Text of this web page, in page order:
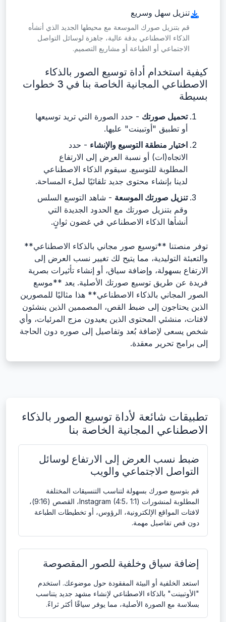
تنزيل سهل وسريع
قم بتنزيل صورك الموسعة مع محيطها الجديد الذي أنشأه
الذكاء الاصطناعي بدقة عالية، جاهزة لوسائل التواصل
الاجتماعي أو الطباعة أو مشاريع التصميم.
كيفية استخدام أداة توسيع الصور بالذكاء
الاصطناعي المجانية الخاصة بنا في 3 خطوات
بسيطة
تحميل صورتك - حدد الصورة التي تريد توسيعها
أو تطبيق "أوتبينت" عليها.
اختيار منطقة التوسيع والإنشاء - حدد
الاتجاه(ات) أو نسبة العرض إلى الارتفاع
المطلوبة للتوسيع. سيقوم الذكاء الاصطناعي
لدينا بإنشاء محتوى جديد تلقائيًا لملء المساحة.
تنزيل صورتك الموسعة - شاهد التوسع السلس
وقم بتنزيل صورتك مع الحدود الجديدة التي
أنشأها الذكاء الاصطناعي في غضون ثوانٍ.
توفر منصتنا **توسيع صور مجاني بالذكاء الاصطناعي**
والتعبئة التوليدية، مما يتيح لك تغيير نسب العرض إلى
الارتفاع بسهولة، وإضافة سياق، أو إنشاء تأثيرات بصرية
فريدة عن طريق توسيع صورتك الأصلية. يعد **موسع
الصور المجاني بالذكاء الاصطناعي** هذا مثاليًا للمصورين
الذين يحتاجون إلى ضبط القص، المصممين الذين ينشئون
لافتات، منشئي المحتوى الذين يعيدون مزج المرئيات، وأي
شخص يسعى لإضافة بُعد وتفاصيل إلى صوره دون الحاجة
إلى برامج تحرير معقدة.
تطبيقات شائعة لأداة توسيع الصور بالذكاء
الاصطناعي المجانية الخاصة بنا
ضبط نسب العرض إلى الارتفاع لوسائل
التواصل الاجتماعي والويب
قم بتوسيع صورك بسهولة لتناسب التنسيقات المختلفة
المطلوبة لمنشورات Instagram (4:5، 1:1)، القصص (9:16)،
لافتات المواقع الإلكترونية، الرؤوس، أو تخطيطات الطباعة
دون قص تفاصيل مهمة.
إضافة سياق وخلفية للصور المقصوصة
استعد الخلفية أو البيئة المفقودة حول موضوعك. استخدم
"الأوتبينت" بالذكاء الاصطناعي لإنشاء مشهد جديد يتناسب
بسلاسة مع الصورة الأصلية، مما يوفر سياقًا أكثر ثراءً.